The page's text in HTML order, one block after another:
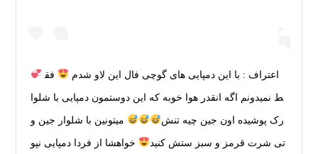
اعتراف : با این دمپایی های گوچی فال این لاو شدم
فق
ط نمیدونم اگه انقدر هوا خوبه که این دوستمون دمپایی با شلوا
رک پوشیده اون جین چیه تنش
میتونین با شلوار جین و
تی شرت قرمز و سبز ستش کنید
خواهشا از فردا دمپایی نپو